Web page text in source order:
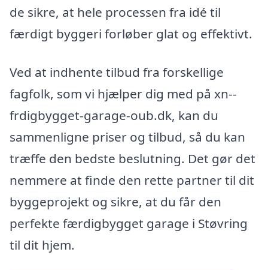
de sikre, at hele processen fra idé til
færdigt byggeri forløber glat og effektivt.
Ved at indhente tilbud fra forskellige
fagfolk, som vi hjælper dig med på xn--
frdigbygget-garage-oub.dk, kan du
sammenligne priser og tilbud, så du kan
træffe den bedste beslutning. Det gør det
nemmere at finde den rette partner til dit
byggeprojekt og sikre, at du får den
perfekte færdigbygget garage i Støvring
til dit hjem.